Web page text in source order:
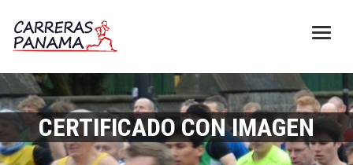
CERTIFICADO CON IMAGEN